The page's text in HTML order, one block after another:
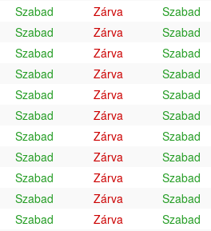
Szabad Zárva
Szabad
Szabad Zárva
Szabad
Szabad Zárva
Szabad
Szabad Zárva
Szabad
Szabad Zárva
Szabad
Szabad Zárva
Szabad
Szabad Zárva
Szabad
Szabad Zárva
Szabad
Szabad Zárva
Szabad
Szabad Zárva
Szabad
Szabad Zárva Szabad